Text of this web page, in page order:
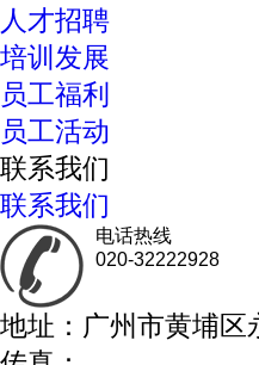
人才招聘
培训发展
员工福利
员工活动
联系我们
联系我们
电话热线
020-32222928
地址：广州市黄埔区